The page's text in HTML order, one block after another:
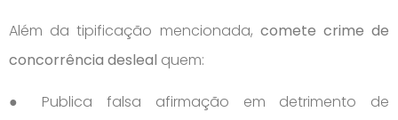
Além da tipificação mencionada, comete crime de
concorrência desleal quem:
● Publica falsa afirmação em detrimento de